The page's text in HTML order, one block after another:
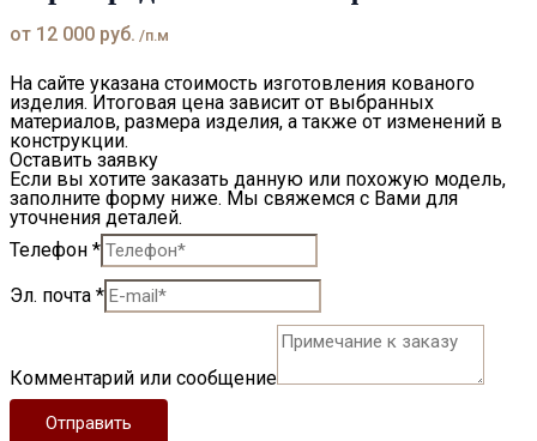
от 12 000 руб. /п.м
На сайте указана стоимость изготовления кованого
изделия. Итоговая цена зависит от выбранных
материалов, размера изделия, а также от изменений в
конструкции.
Оставить заявку
Если вы хотите заказать данную или похожую модель,
заполните форму ниже. Мы свяжемся с Вами для
уточнения деталей.
Телефон *
Эл. почта *
Комментарий или сообщение
Отправить